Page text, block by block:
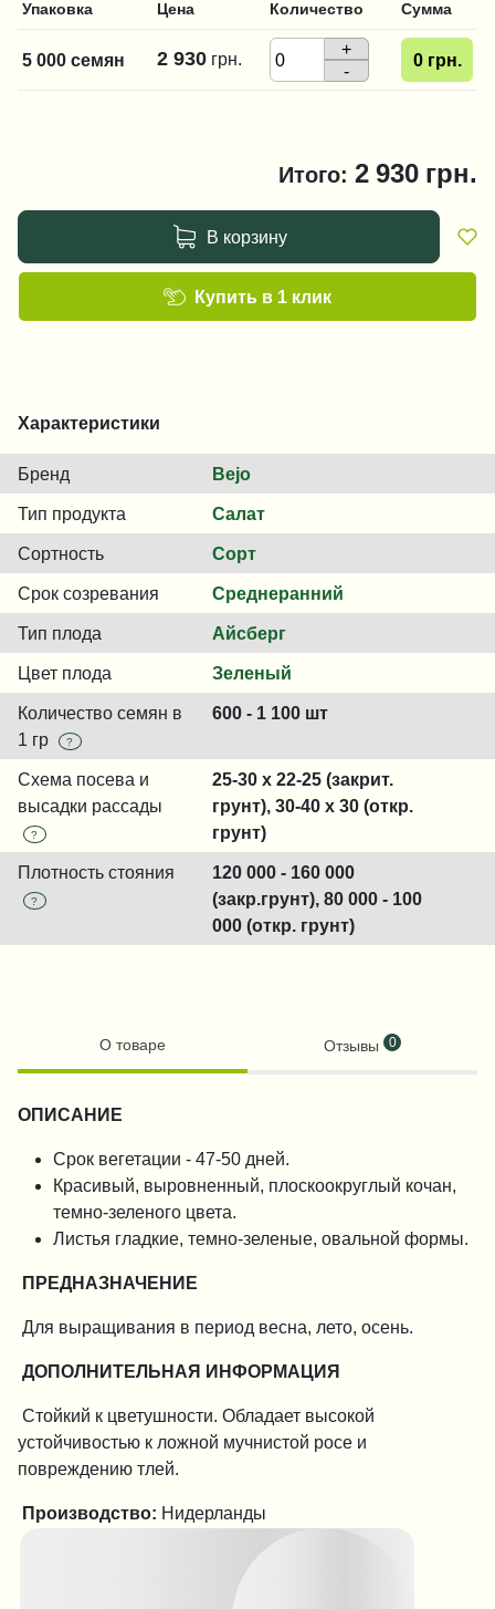
Упаковка Цена Количество Сумма
5 000 семян 2 930 грн.
+
-
0 грн.
Итого: 2 930 грн.
В корзину
Купить в 1 клик
Характеристики
Бренд Bejo
Тип продукта Салат
Сортность Сорт
Срок созревания Среднеранний
Тип плода Айсберг
Цвет плода Зеленый
Количество семян в
1 гр
?
600 - 1 100 шт
Схема посева и
высадки рассады
?
25-30 x 22-25 (закрит.
грунт), 30-40 x 30 (откр.
грунт)
Плотность стояния
?
120 000 - 160 000
(закр.грунт), 80 000 - 100
000 (откр. грунт)
О товаре Отзывы 0
ОПИСАНИЕ
Срок вегетации - 47-50 дней.
Красивый, выровненный, плоскоокруглый кочан,
темно-зеленого цвета.
Листья гладкие, темно-зеленые, овальной формы.
ПРЕДНАЗНАЧЕНИЕ
Для выращивания в период весна, лето, осень.
ДОПОЛНИТЕЛЬНАЯ ИНФОРМАЦИЯ
Стойкий к цветушности. Обладает высокой
устойчивостью к ложной мучнистой росе и
повреждению тлей.
Производство: Нидерланды